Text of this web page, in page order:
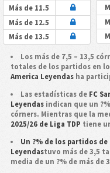
Más de 11.5
Más de 12.5
Más de 13.5
Los más de 7,5 – 13,5
totales de los partidos en
America Leyendasha
Las estadísticas de FC
Leyendasindican que un
córners. Mientras que la
2025/26 de Liga TDP tiene
Un ?% de los partidos de
Leyendastuvo más de 3,5
media de un ?% de más de